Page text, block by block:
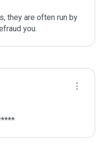
they are often run by
you.